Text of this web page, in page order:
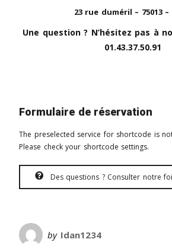
23 rue duméril – 75013 –
Une question ? N’hésitez pas à
01.43.37.50.91
Formulaire de réservation
The preselected service for shortcode is
Please check your shortcode settings.
Des questions ? Consulter notre
by Idan1234